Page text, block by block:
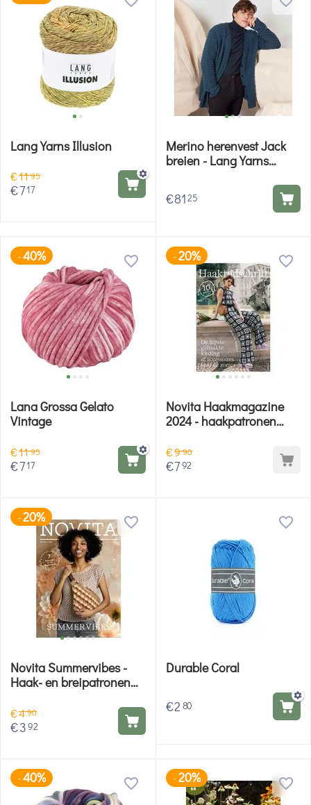
Lang Yarns Illusion
€1195
€717
Merino herenvest Jack
breien - Lang Yarns
€8125
-40%
Lana Grossa Gelato
Vintage
€1195
€717
-20%
Novita Haakmagazine
2024 - haakpatronen
€990
€792
-20%
Novita Summervibes -
Haak- en breipatronen
€490
€392
Durable Coral
€2 80
-40% -20%